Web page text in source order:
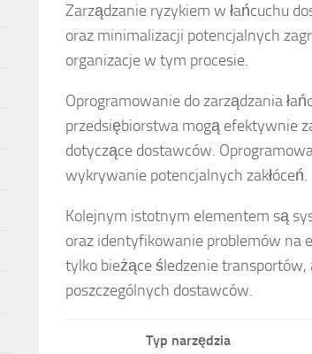
Zarządzanie ryzykiem w łańcuchu
oraz minimalizacji potencjalnych
organizacje w tym procesie.
Oprogramowanie do zarządzania
przedsiębiorstwa mogą efektywnie
dotyczące dostawców.
wykrywanie potencjalnych zakłóceń.
Kolejnym istotnym elementem są
oraz identyfikowanie problemów na
tylko bieżące śledzenie
poszczególnych dostawców.
Typ narzędzia